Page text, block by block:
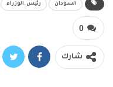
السودان رئيس_الوزراء
0
شارك